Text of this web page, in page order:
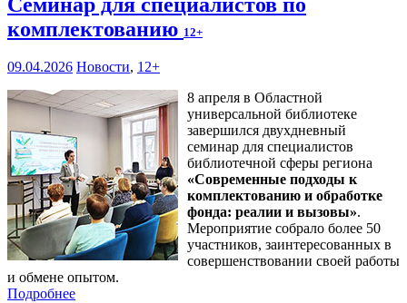
комплектованию 12+
09.04.2026 Новости, 12+
8 апреля в Областной
универсальной библиотеке
завершился двухдневный
семинар для специалистов
библиотечной сферы региона
«Современные подходы к
комплектованию и обработке
фонда: реалии и вызовы».
Мероприятие собрало более 50
участников, заинтересованных в
совершенствовании своей работы
и обмене опытом.
Подробнее